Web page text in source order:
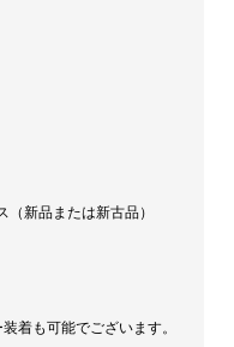
（新品または新古品）
着も可能でございます。